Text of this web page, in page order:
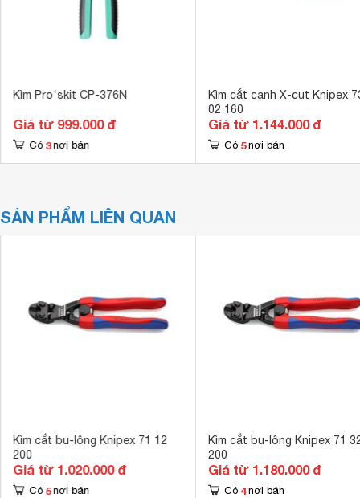
Kìm Pro'skit CP-376N
Giá từ 999.000 đ
Có 3 nơi bán
Kìm cắt cạnh X-cut Knipex
02 160
Giá từ 1.144.000 đ
Có 5 nơi bán
SẢN PHẨM LIÊN QUAN
Kìm cắt bu-lông Knipex 71 12
200
Giá từ 1.020.000 đ
Có 5 nơi bán
Kìm cắt bu-lông Knipex 71
200
Giá từ 1.180.000 đ
Có 4 nơi bán